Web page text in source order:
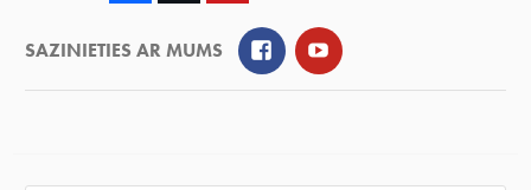
SAZINIETIES AR MUMS FacebookYouTube